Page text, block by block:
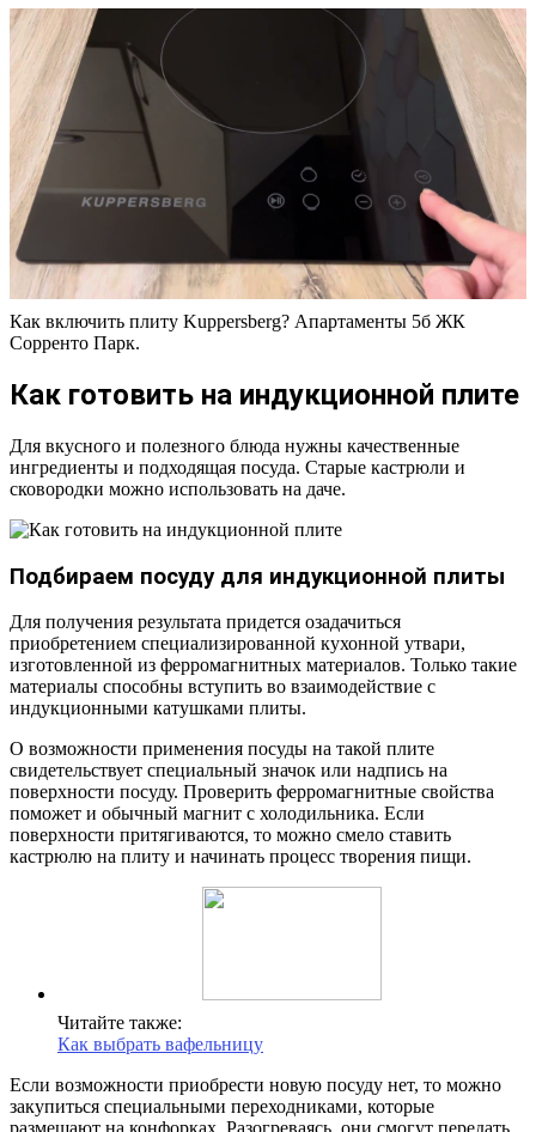
Как включить плиту Kuppersberg? Апартаменты 5б ЖК
Сорренто Парк.
Как готовить на индукционной плите
Для вкусного и полезного блюда нужны качественные
ингредиенты и подходящая посуда. Старые кастрюли и
сковородки можно использовать на даче.
Подбираем посуду для индукционной плиты
Для получения результата придется озадачиться
приобретением специализированной кухонной утвари,
изготовленной из ферромагнитных материалов. Только такие
материалы способны вступить во взаимодействие с
индукционными катушками плиты.
О возможности применения посуды на такой плите
свидетельствует специальный значок или надпись на
поверхности посуду. Проверить ферромагнитные свойства
поможет и обычный магнит с холодильника. Если
поверхности притягиваются, то можно смело ставить
кастрюлю на плиту и начинать процесс творения пищи.
Читайте также:
Как выбрать вафельницу
Если возможности приобрести новую посуду нет, то можно
закупиться специальными переходниками, которые